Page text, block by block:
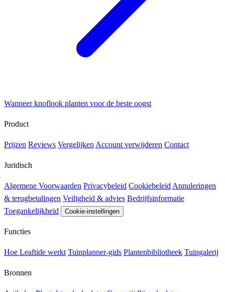
Wanneer knoflook planten voor de beste oogst
Product
Prijzen Reviews Vergelijken Account verwijderen Contact
Juridisch
Algemene Voorwaarden Privacybeleid Cookiebeleid Annuleringen
& terugbetalingen Veiligheid & advies Bedrijfsinformatie
Toegankelijkheid
Cookie-instellingen
Functies
Hoe Leaftide werkt Tuinplanner-gids Plantenbibliotheek Tuingalerij
Bronnen